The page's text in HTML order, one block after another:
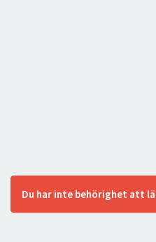
Du har inte behörighet att